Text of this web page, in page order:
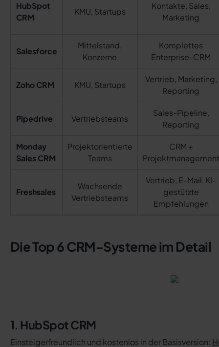
HubSpot
CRM
KMU, Startups
Kontakte, Sales,
Marketing
Salesforce
Mittelstand,
Konzerne
Komplettes
Enterprise-CRM
Zoho CRM KMU, Startups
Vertrieb, Marketing,
Reporting
Pipedrive Vertriebsteams
Sales-Pipeline,
Reporting
Monday
Sales CRM
Projektorientierte
Teams
CRM +
Projektmanagement
Freshsales
Wachsende
Vertriebsteams
Vertrieb, E-Mail, KI-
gestützte
Empfehlungen
Die Top 6 CRM-Systeme im Detail
1. HubSpot CRM
Einsteigerfreundlich und kostenlos in der Basisversion: